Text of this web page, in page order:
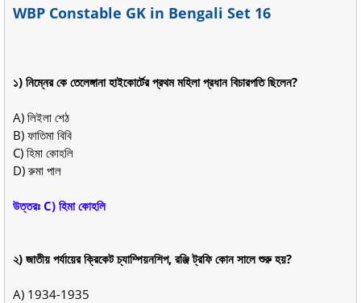
WBP Constable GK in Bengali Set 16
১) নিম্নের কে তেলেঙ্গানা হাইকোর্টের প্রথম মহিলা প্রধান বিচারপতি ছিলেন?
A) লিইলা শেঠ
B) ফাতিমা বিবি
C) হিমা কোহলি
D) রুমা পাল
উত্তরঃ C) হিমা কোহলি
২) জাতীয় পর্যায়ের ক্রিকেট চ্যাম্পিয়নশিপ, রঞ্জি ট্রফি কোন সালে শুরু হয়?
A) 1934-1935